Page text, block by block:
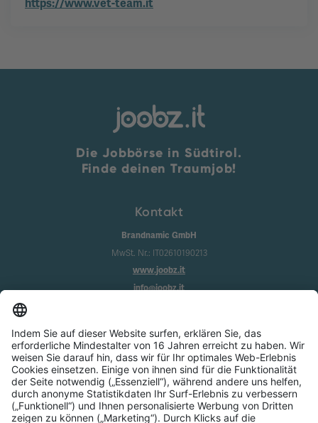
https://www.vet-team.it
Die Jobbörse in Südtirol.
Finde deinen Traumjob!
Kontakt
Brandnamic GmbH
MwSt. Nr.: IT02610190213
www.joobz.it
info@joobz.it
Impressum
Datenschutz
AGB
Cookie-Einstellungen